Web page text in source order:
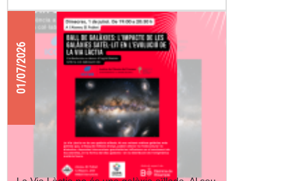
01/07/2026
Ball de galàxies: l'impacte de les
galàxies satèl·lit en l'evolució de la
Via Làctia